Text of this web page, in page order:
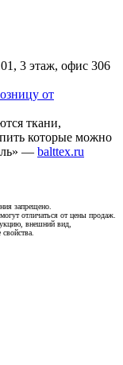
3 этаж, офис 306
от
ткани,
которые можно
— balttex.ru
запрещено.
отличаться от цены продаж.
внешний вид,